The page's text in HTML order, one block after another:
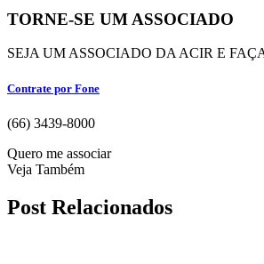
TORNE-SE UM ASSOCIADO
SEJA UM ASSOCIADO DA ACIR E
Contrate por Fone
(66) 3439-8000
Quero me associar
Veja Também
Post Relacionados